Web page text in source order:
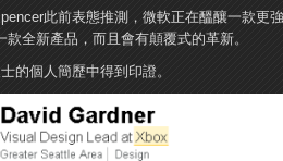
此前表態推測，微軟正在醞釀一款更
全新產品，而且會有顛覆式的革新。
的個人簡歷中得到印證。